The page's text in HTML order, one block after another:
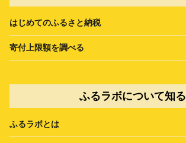
はじめてのふるさと納税
寄付上限額を調べる
ふるラボについて知る
ふるラボとは